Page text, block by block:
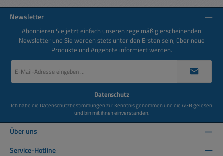
Newsletter
Abonnieren Sie jetzt einfach unseren regelmäßig erscheinenden
Newsletter und Sie werden stets unter den Ersten sein, über neue
Produkte und Angebote informiert werden.
Mail-
Datenschutz
Ich habe die Datenschutzbestimmungenzur Kenntnis genommen und dieAGBgelesen
und bin mit ihnen einverstanden.
Über uns
Service-Hotline